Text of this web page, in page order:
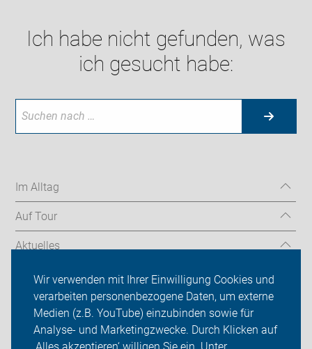
Wir verwenden mit Ihrer Einwilligung Cookies und
verarbeiten personenbezogene Daten, um externe
Medien (z.B. YouTube) einzubinden sowie für
Analyse- und Marketingzwecke. Durch Klicken auf
Ich habe nicht gefunden, was
ich gesucht habe:
Im Alltag
Auf Tour
Aktuelles
Über uns
Mitgliedschaft
Fachwissen